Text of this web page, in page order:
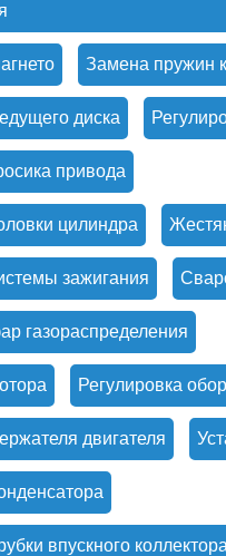
Замена пружин
диска
привода
цилиндра
зажигания
газораспределения
Регулировка
двигателя
впускного коллектора